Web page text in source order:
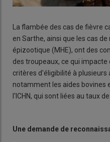
La flambée des cas de fièvre
en Sarthe, ainsi que les cas
épizootique (MHE), ont des
des troupeaux, ce qui
critères d'éligibilité à plusieurs
notamment les aides bovines
l'ICHN, qui sont liées au taux
Une demande de